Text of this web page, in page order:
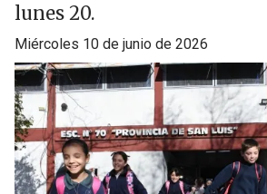
lunes 20.
miércoles 10 de junio de 2026